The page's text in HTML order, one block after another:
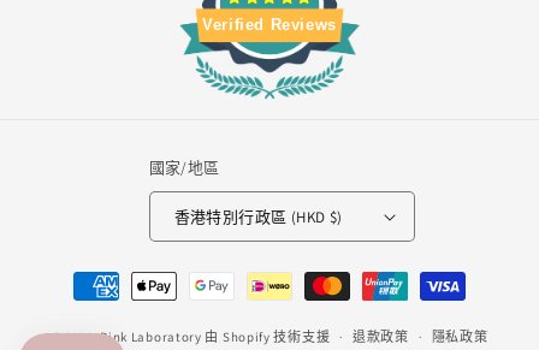
Verified Reviews
國家/地區
香港特別行政區 (HKD $)
付
款
方
© 2026,Pink Laboratory 由 Shopify 技術支援 退款政策 隱私政策